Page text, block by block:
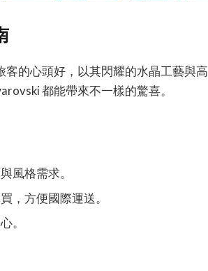
的心頭好，以其閃耀的水晶工藝與高
都能帶來不一樣的驚喜。
風格需求。
，方便國際運送。
。